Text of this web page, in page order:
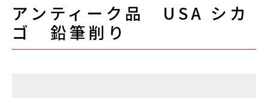
アンティーク品 USA シカ
ゴ 鉛筆削り